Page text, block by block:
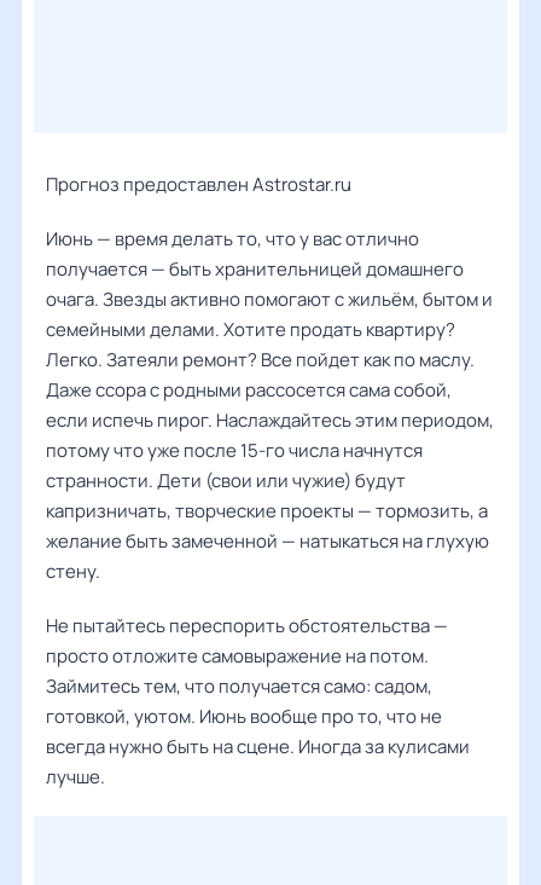
Прогноз предоставлен Astrostar.ru
Июнь — время делать то, что у вас отлично
получается — быть хранительницей домашнего
очага. Звезды активно помогают с жильём, бытом и
семейными делами. Хотите продать квартиру?
Легко. Затеяли ремонт? Все пойдет как по маслу.
Даже ссора с родными рассосется сама собой,
если испечь пирог. Наслаждайтесь этим периодом,
потому что уже после 15-го числа начнутся
странности. Дети (свои или чужие) будут
капризничать, творческие проекты — тормозить, а
желание быть замеченной — натыкаться на глухую
стену.
Не пытайтесь переспорить обстоятельства —
просто отложите самовыражение на потом.
Займитесь тем, что получается само: садом,
готовкой, уютом. Июнь вообще про то, что не
всегда нужно быть на сцене. Иногда за кулисами
лучше.